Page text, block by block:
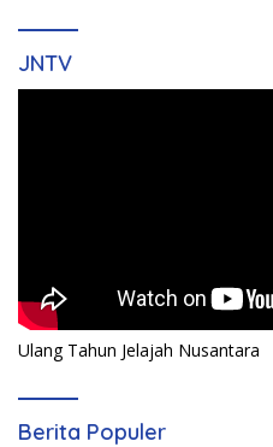
JNTV
Ulang Tahun Jelajah Nusantara
Berita Populer